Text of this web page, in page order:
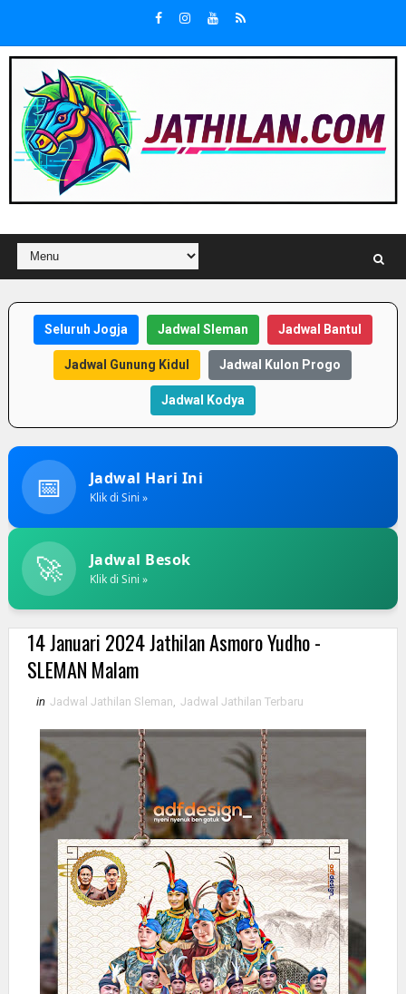
Seluruh Jogja Jadwal Sleman Jadwal Bantul
Jadwal Gunung Kidul Jadwal Kulon Progo
Jadwal Kodya
📅 Jadwal Hari Ini
Klik di Sini »
🚀 Jadwal Besok
Klik di Sini »
14 Januari 2024 Jathilan Asmoro Yudho -
SLEMAN Malam
in Jadwal Jathilan Sleman Jadwal Jathilan Terbaru